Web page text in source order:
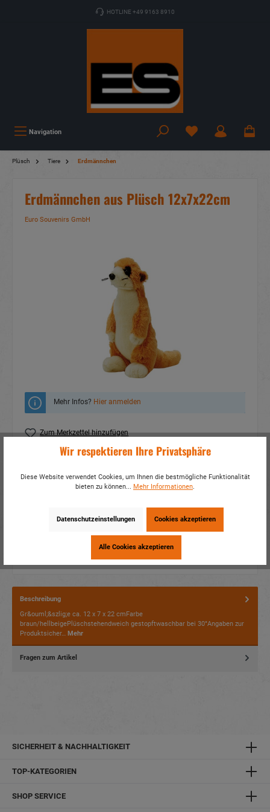
HOTLINE +49 9163 8910
Navigation
Plüsch Tiere Erdmännchen
Erdmännchen aus Plüsch 12x7x22cm
Euro Souvenirs GmbH
Mehr Infos? Hier anmelden
Zum Merkzettel hinzufügen
Fragen zum Produkt
Artikelnummer: 38188
Dieses Produkt weiterempfehlen:
Beschreibung
Gr&ouml;&szlig;e ca. 12 x 7 x 22 cmFarbe
braun/hellbeigePlüschstehendweich gestopftwaschbar bei 30°Angaben zur
Produktsicher… Mehr
Fragen zum Artikel
SICHERHEIT & NACHHALTIGKEIT
TOP-KATEGORIEN
SHOP SERVICE
Wir respektieren Ihre Privatsphäre
Diese Website verwendet Cookies, um Ihnen die bestmögliche Funktionalität
bieten zu können... Mehr Informationen.
Datenschutzeinstellungen Cookies akzeptieren
Alle Cookies akzeptieren